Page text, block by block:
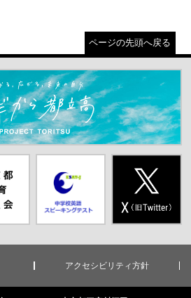
ページの先頭へ戻る
ンドウが開きます）
ウイ
開き
ピーキングテ
スト（別ウイ
ンドウが開き
（別ウインド
ウが開きま
す）
アクセシビリティ方針